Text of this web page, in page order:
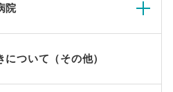
院
ついて（その他）